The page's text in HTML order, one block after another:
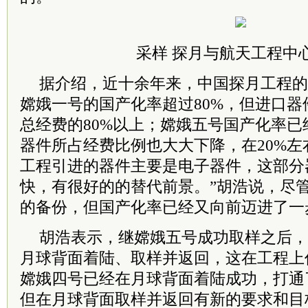
采样 探月与航天工程中
据介绍，近十余年来，中国探月工程
嫦娥一号的国产化率超过80%，但进口
总经费的80%以上；嫦娥五号国产化率
器件所占经费比例也大大下降，在20%
工程引进的器件主要是电子器件，这部
快，有很好的的替代前景。”胡浩说，尽
的备份，但国产化率已经又向前迈进了
胡浩表示，继嫦娥五号成功取样之后
月球背面着陆、取样并返回，这在工程
嫦娥四号已经在月球背面着陆成功，打
但在月球背面取样并返回有新的要求和